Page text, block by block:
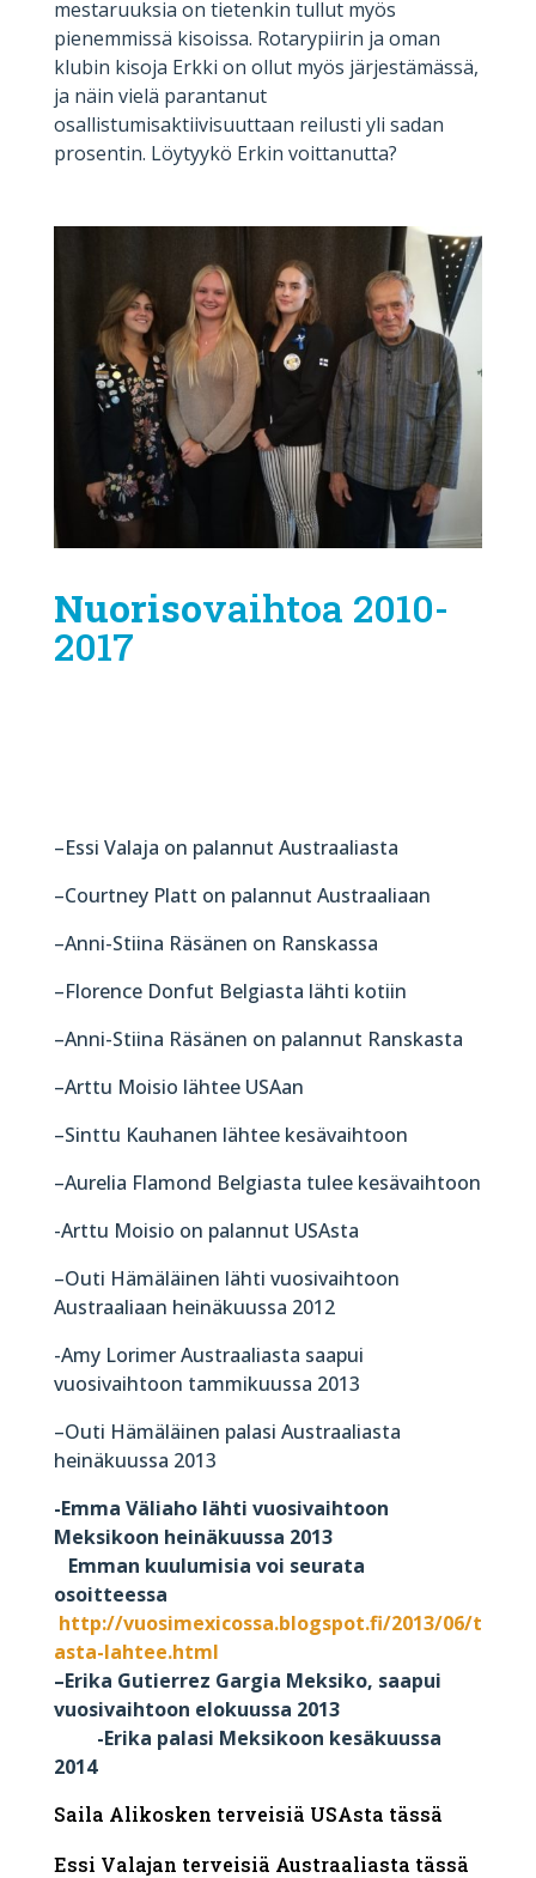
mestaruuksia on tietenkin tullut myös
pienemmissä kisoissa. Rotarypiirin ja oman
klubin kisoja Erkki on ollut myös järjestämässä,
ja näin vielä parantanut
osallistumisaktiivisuuttaan reilusti yli sadan
prosentin. Löytyykö Erkin voittanutta?
Nuorisovaihtoa 2010-
2017
–Essi Valaja on palannut Austraaliasta
–Courtney Platt on palannut Austraaliaan
–Anni-Stiina Räsänen on Ranskassa
–Florence Donfut Belgiasta lähti kotiin
–Anni-Stiina Räsänen on palannut Ranskasta
–Arttu Moisio lähtee USAan
–Sinttu Kauhanen lähtee kesävaihtoon
–Aurelia Flamond Belgiasta tulee kesävaihtoon
-Arttu Moisio on palannut USAsta
–Outi Hämäläinen lähti vuosivaihtoon
Austraaliaan heinäkuussa 2012
-Amy Lorimer Austraaliasta saapui
vuosivaihtoon tammikuussa 2013
–Outi Hämäläinen palasi Austraaliasta
heinäkuussa 2013
-Emma Väliaho lähti vuosivaihtoon
Meksikoon heinäkuussa 2013
Emman kuulumisia voi seurata
osoitteessa
http://vuosimexicossa.blogspot.fi/2013/06/t
asta-lahtee.html
–Erika Gutierrez Gargia Meksiko, saapui
vuosivaihtoon elokuussa 2013
-Erika palasi Meksikoon kesäkuussa
2014
Saila Alikosken terveisiä USAsta tässä
Essi Valajan terveisiä Austraaliasta tässä